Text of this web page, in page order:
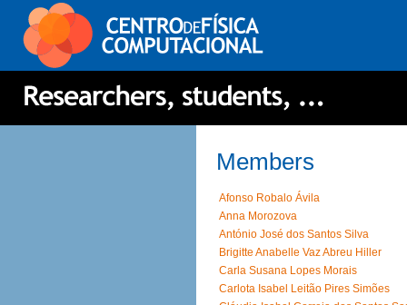
Members
Afonso Robalo Ávila
Anna Morozova
António José dos Santos Silva
Brigitte Anabelle Vaz Abreu Hiller
Carla Susana Lopes Morais
Carlota Isabel Leitão Pires Simões